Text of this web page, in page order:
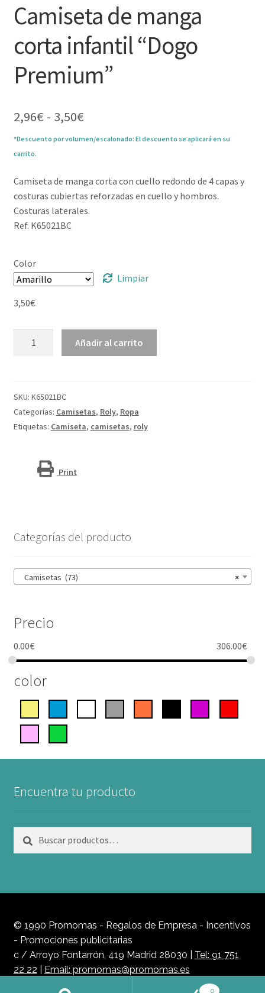
Camiseta de manga
corta infantil “Dogo
Premium”
2,96€ - 3,50€Rango
precios:
2,96€
hasta
3,50€
*Descuento por volumen/escalonado: El descuento se aplicará en su
carrito.
Camiseta de manga corta con cuello redondo de 4 capas y
costuras cubiertas reforzadas en cuello y hombros.
Costuras laterales.
Ref. K65021BC
Color
Limpiar
3,50€
infantil
"Dogo
Premium"
Añadir al carrito
SKU: K65021BC
Categorías: Camisetas, Roly, Ropa
Etiquetas: Camiseta, camisetas, roly
Print
Categorías del producto
×
Camisetas (73)
Precio
0.00€ 306.00€
color
Encuentra tu producto
por:
© 1990 Promomas - Regalos de Empresa - Incentivos
- Promociones publicitarias
c / Arroyo Fontarrón, 419 Madrid 28030 | Tel: 91 751
22 22
Email: promomas@promomas.es
0